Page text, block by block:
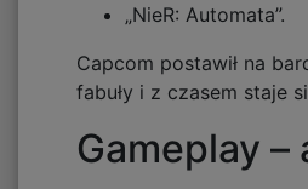
„NieR: Automata”.
Capcom postawił na
fabuły i z czasem staje
Gameplay –